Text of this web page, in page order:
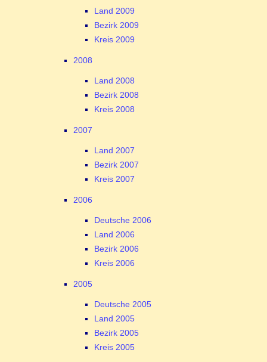
Land 2009
Bezirk 2009
Kreis 2009
2008
Land 2008
Bezirk 2008
Kreis 2008
2007
Land 2007
Bezirk 2007
Kreis 2007
2006
Deutsche 2006
Land 2006
Bezirk 2006
Kreis 2006
2005
Deutsche 2005
Land 2005
Bezirk 2005
Kreis 2005